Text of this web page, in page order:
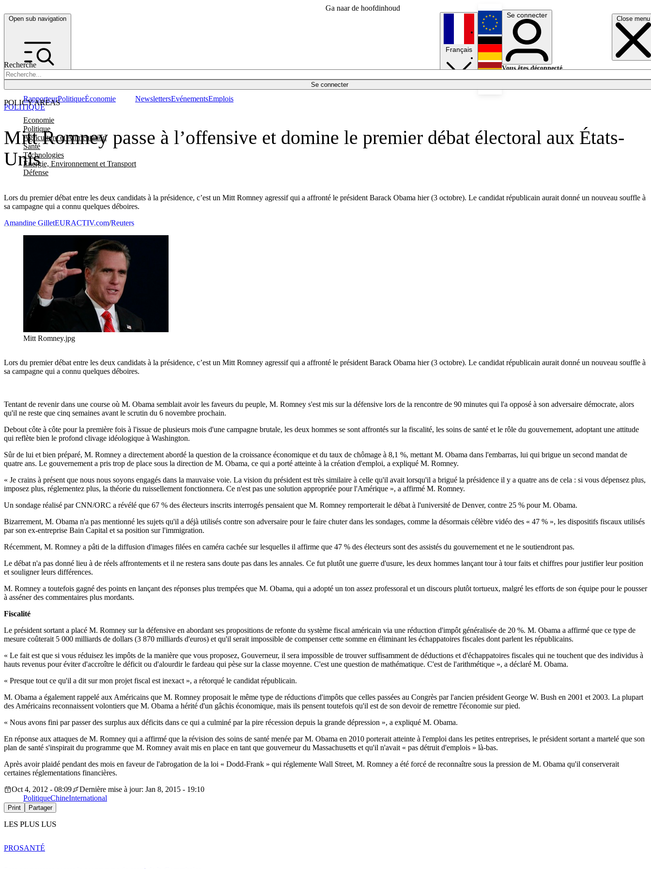
Ga naar de hoofdinhoud
Open sub navigation Close menu
Recherche
Se connecter
POLICY AREAS
Economie
Politique
Agriculture et Alimentation
Santé
Technologies
Energie, Environnement et Transport
Défense
RapporteurPolitiqueÉconomie NewslettersEvénementsEmplois
Français
English
Deutsch
Se connecter
Vous êtes déconnecté.
Mitt Romney passe à l’offensive et domine le premier débat électoral aux États-
Unis
Lors du premier débat entre les deux candidats à la présidence, c’est un Mitt Romney agressif qui a affronté le président Barack Obama hier (3 octobre). Le candidat républicain aurait donné un nouveau souffle à
sa campagne qui a connu quelques déboires.
POLITIQUE
Amandine GilletEURACTIV.com/Reuters
Mitt Romney.jpg
Lors du premier débat entre les deux candidats à la présidence, c’est un Mitt Romney agressif qui a affronté le président Barack Obama hier (3 octobre). Le candidat républicain aurait donné un nouveau souffle à
sa campagne qui a connu quelques déboires.
Tentant de revenir dans une course où M. Obama semblait avoir les faveurs du peuple, M. Romney s'est mis sur la défensive lors de la rencontre de 90 minutes qui l'a opposé à son adversaire démocrate, alors
qu'il ne reste que cinq semaines avant le scrutin du 6 novembre prochain.
Debout côte à côte pour la première fois à l'issue de plusieurs mois d'une campagne brutale, les deux hommes se sont affrontés sur la fiscalité, les soins de santé et le rôle du gouvernement, adoptant une attitude
qui reflète bien le profond clivage idéologique à Washington.
Sûr de lui et bien préparé, M. Romney a directement abordé la question de la croissance économique et du taux de chômage à 8,1 %, mettant M. Obama dans l'embarras, lui qui brigue un second mandat de
quatre ans. Le gouvernement a pris trop de place sous la direction de M. Obama, ce qui a porté atteinte à la création d'emploi, a expliqué M. Romney.
« Je crains à présent que nous nous soyons engagés dans la mauvaise voie. La vision du président est très similaire à celle qu'il avait lorsqu'il a brigué la présidence il y a quatre ans de cela : si vous dépensez plus,
imposez plus, réglementez plus, la théorie du ruissellement fonctionnera. Ce n'est pas une solution appropriée pour l'Amérique », a affirmé M. Romney.
Un sondage réalisé par CNN/ORC a révélé que 67 % des électeurs inscrits interrogés pensaient que M. Romney remporterait le débat à l'université de Denver, contre 25 % pour M. Obama.
Bizarrement, M. Obama n'a pas mentionné les sujets qu'il a déjà utilisés contre son adversaire pour le faire chuter dans les sondages, comme la désormais célèbre vidéo des « 47 % », les dispositifs fiscaux utilisés
par son ex-entreprise Bain Capital et sa position sur l'immigration.
Récemment, M. Romney a pâti de la diffusion d'images filées en caméra cachée sur lesquelles il affirme que 47 % des électeurs sont des assistés du gouvernement et ne le soutiendront pas.
Le débat n'a pas donné lieu à de réels affrontements et il ne restera sans doute pas dans les annales. Ce fut plutôt une guerre d'usure, les deux hommes lançant tour à tour faits et chiffres pour justifier leur position
et souligner leurs différences.
M. Romney a toutefois gagné des points en lançant des réponses plus trempées que M. Obama, qui a adopté un ton assez professoral et un discours plutôt tortueux, malgré les efforts de son équipe pour le pousser
à asséner des commentaires plus mordants.
Fiscalité
Le président sortant a placé M. Romney sur la défensive en abordant ses propositions de refonte du système fiscal américain via une réduction d'impôt généralisée de 20 %. M. Obama a affirmé que ce type de
mesure coûterait 5 000 milliards de dollars (3 870 milliards d'euros) et qu'il serait impossible de compenser cette somme en éliminant les échappatoires fiscales dont parlent les républicains.
« Le fait est que si vous réduisez les impôts de la manière que vous proposez, Gouverneur, il sera impossible de trouver suffisamment de déductions et d'échappatoires fiscales qui ne touchent que des individus à
hauts revenus pour éviter d'accroître le déficit ou d'alourdir le fardeau qui pèse sur la classe moyenne. C'est une question de mathématique. C'est de l'arithmétique », a déclaré M. Obama.
« Presque tout ce qu'il a dit sur mon projet fiscal est inexact », a rétorqué le candidat républicain.
M. Obama a également rappelé aux Américains que M. Romney proposait le même type de réductions d'impôts que celles passées au Congrès par l'ancien président George W. Bush en 2001 et 2003. La plupart
des Américains reconnaissent volontiers que M. Obama a hérité d'un gâchis économique, mais ils pensent toutefois qu'il est de son devoir de remettre l'économie sur pied.
« Nous avons fini par passer des surplus aux déficits dans ce qui a culminé par la pire récession depuis la grande dépression », a expliqué M. Obama.
En réponse aux attaques de M. Romney qui a affirmé que la révision des soins de santé menée par M. Obama en 2010 porterait atteinte à l'emploi dans les petites entreprises, le président sortant a martelé que son
plan de santé s'inspirait du programme que M. Romney avait mis en place en tant que gouverneur du Massachusetts et qu'il n'avait « pas détruit d'emplois » là-bas.
Après avoir plaidé pendant des mois en faveur de l'abrogation de la loi « Dodd-Frank » qui réglemente Wall Street, M. Romney a été forcé de reconnaître sous la pression de M. Obama qu'il conserverait
certaines réglementations financières.
Oct 4, 2012 - 08:09
Dernière mise à jour: Jan 8, 2015 - 19:10
PolitiqueChineInternational
Print Partager
LES PLUS LUS
PROSANTÉ